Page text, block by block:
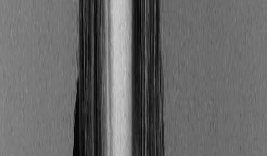
Paris, lorsque le produit vise à réduire les
indice climatique européen ;
les méthodes de calcul des indices de référence,
qui doivent être rendues accessibles.
Qu’est-ce l’article 8 de la SFDR ?